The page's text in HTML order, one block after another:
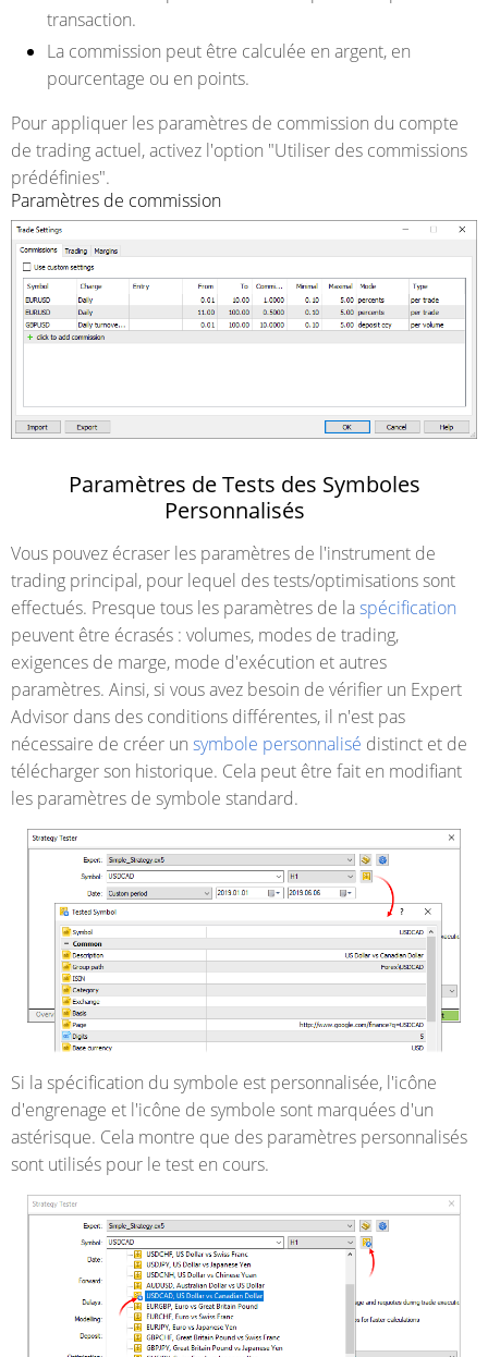
transaction.
La commission peut être calculée en argent, en
pourcentage ou en points.
Pour appliquer les paramètres de commission du compte
de trading actuel, activez l'option "Utiliser des commissions
prédéfinies".
Paramètres de commission
Paramètres de Tests des Symboles
Personnalisés
Vous pouvez écraser les paramètres de l'instrument de
trading principal, pour lequel des tests/optimisations sont
effectués. Presque tous les paramètres de laspécification
peuvent être écrasés : volumes, modes de trading,
exigences de marge, mode d'exécution et autres
paramètres. Ainsi, si vous avez besoin de vérifier un Expert
Advisor dans des conditions différentes, il n'est pas
nécessaire de créer un symbole personnalisé distinct et de
télécharger son historique. Cela peut être fait en modifiant
les paramètres de symbole standard.
Si la spécification du symbole est personnalisée, l'icône
d'engrenage et l'icône de symbole sont marquées d'un
astérisque. Cela montre que des paramètres personnalisés
sont utilisés pour le test en cours.